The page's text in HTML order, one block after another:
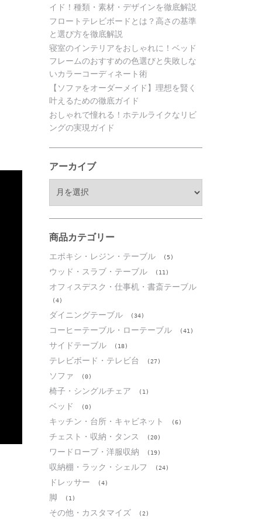
イド！種類・素材・デザインを徹底解説
フロートテレビボードとは？高さの基準
と選び方を徹底解説
寝室のインテリアをおしゃれに！ベッド
フレームのおすすめの色選びと失敗しな
いカラーコーディネート術
【ソファをオーダーメイド】理想を賢く
叶えるための徹底ガイド
おしゃれで憧れる！ホテルライクなリビ
ングの実現ガイド
アーカイブ
ブ
商品カテゴリー
エポキシ・レジン・テーブル (5)
ウッド・スラブ・テーブル (11)
オフィスデスク・仕事机・書斎テーブル
(4)
ダイニングテーブル (34)
コーヒーテーブル・ローテーブル (41)
サイドテーブル (18)
テレビボード・テレビ台 (27)
ソファ (0)
椅子・シングルチェア (1)
ベッド (0)
キッチン・台所・キャビネット (6)
チェスト・収納・タンス (20)
ワードローブ・洋服収納 (19)
収納棚・ラック・シェルフ (24)
ドレッサー (4)
脚 (1)
その他・カスタマイズ (2)